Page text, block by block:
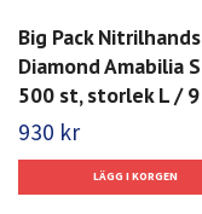
Big Pack
Diamond Amabilia
500 st, storlek L / 9
930 kr